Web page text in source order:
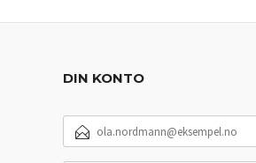
DIN KONTO
POSTADRESSE